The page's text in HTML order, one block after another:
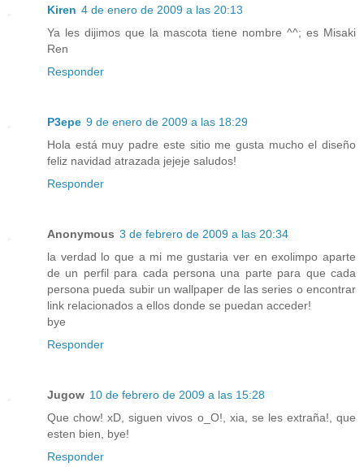
Kiren 4 de enero de 2009 a las 20:13
Ya les dijimos que la mascota tiene nombre ^^; es Misaki
Ren
Responder
P3epe 9 de enero de 2009 a las 18:29
Hola está muy padre este sitio me gusta mucho el diseño
feliz navidad atrazada jejeje saludos!
Responder
Anonymous 3 de febrero de 2009 a las 20:34
la verdad lo que a mi me gustaria ver en exolimpo aparte
de un perfil para cada persona una parte para que cada
persona pueda subir un wallpaper de las series o encontrar
link relacionados a ellos donde se puedan acceder!
bye
Responder
Jugow 10 de febrero de 2009 a las 15:28
Que chow! xD, siguen vivos o_O!, xia, se les extraña!, que
esten bien, bye!
Responder